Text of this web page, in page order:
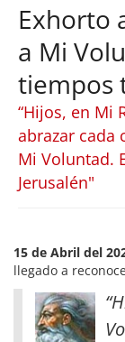
Exhorto
a Mi
tiempos
“Hijos, en Mi
abrazar cada
Mi Voluntad.
Jerusalén"
15 de Abril del
llegado a